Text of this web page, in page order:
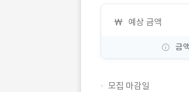
예상 금액
금
모집 마감일